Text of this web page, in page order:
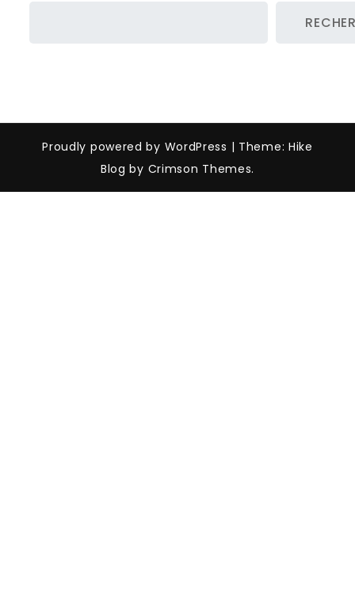
Proudly powered by WordPress | Theme: Hike
Blog by Crimson Themes.